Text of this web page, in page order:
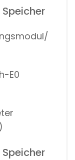
E0